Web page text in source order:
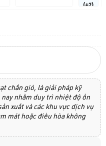
(+2)
chắn gió, là giải pháp kỹ
nhằm duy trì nhiệt độ ổn
xuất và các khu vực dịch vụ
mát hoặc điều hòa không